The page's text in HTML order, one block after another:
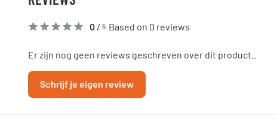
0 / 5 Based on 0 reviews
Er zijn nog geen reviews geschreven over dit product..
Schrijf je eigen review